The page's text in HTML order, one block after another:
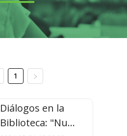
1
Diálogos en la
Biblioteca: "Nu...